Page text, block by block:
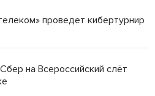
проведет кибертурнир
на Всероссийский слёт